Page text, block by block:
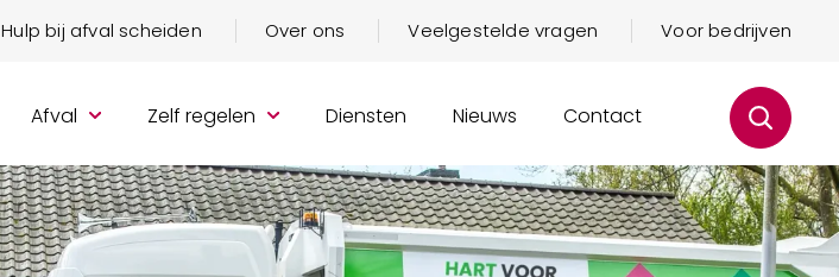
Hulp bij afval scheiden Over ons Veelgestelde vragen Voor bedrijven
Afval Zelf regelen Diensten Nieuws Contact